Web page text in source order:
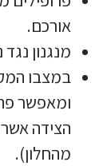
אורכם.
מנגנון
במצבו
ומאפשר
הצידה
מהחלון).